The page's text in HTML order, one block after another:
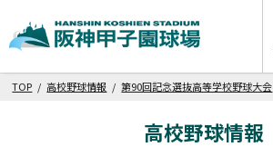
TOP /高校野球情報 /第90回記念選抜高等学校野球大会
高校野球情報